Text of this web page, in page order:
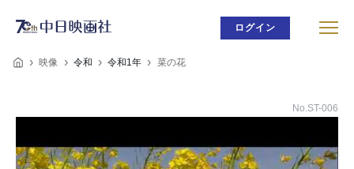
ログイン
映像 令和 令和1年 菜の花
No.ST-006